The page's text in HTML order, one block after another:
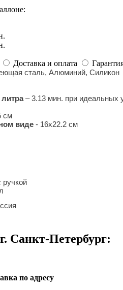
Доставка и оплата
сталь, Алюминий, Силикон
литра– 3.13 мин. при идеальных
см
виде - 16x22.2 см
ручкой
Санкт-Петербург:
по адресу